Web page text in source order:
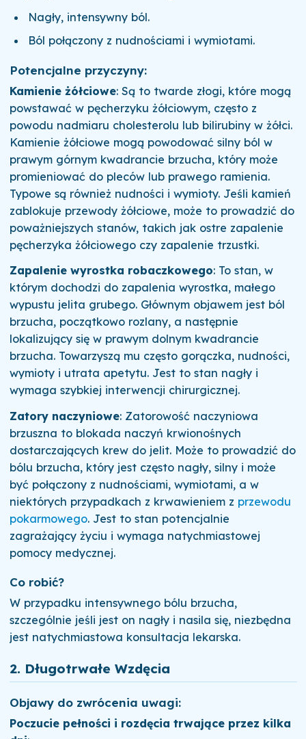
Nagły, intensywny ból.
Ból połączony z nudnościami i wymiotami.
Potencjalne przyczyny:
Kamienie żółciowe: Są to twarde złogi, które mogą
powstawać w pęcherzyku żółciowym, często z
powodu nadmiaru cholesterolu lub bilirubiny w żółci.
Kamienie żółciowe mogą powodować silny ból w
prawym górnym kwadrancie brzucha, który może
promieniować do pleców lub prawego ramienia.
Typowe są również nudności i wymioty. Jeśli kamień
zablokuje przewody żółciowe, może to prowadzić do
poważniejszych stanów, takich jak ostre zapalenie
pęcherzyka żółciowego czy zapalenie trzustki.
Zapalenie wyrostka robaczkowego: To stan, w
którym dochodzi do zapalenia wyrostka, małego
wypustu jelita grubego. Głównym objawem jest ból
brzucha, początkowo rozlany, a następnie
lokalizujący się w prawym dolnym kwadrancie
brzucha. Towarzyszą mu często gorączka, nudności,
wymioty i utrata apetytu. Jest to stan nagły i
wymaga szybkiej interwencji chirurgicznej.
Zatory naczyniowe: Zatorowość naczyniowa
brzuszna to blokada naczyń krwionośnych
dostarczających krew do jelit. Może to prowadzić do
bólu brzucha, który jest często nagły, silny i może
być połączony z nudnościami, wymiotami, a w
niektórych przypadkach z krwawieniem z przewodu
pokarmowego. Jest to stan potencjalnie
zagrażający życiu i wymaga natychmiastowej
pomocy medycznej.
Co robić?
W przypadku intensywnego bólu brzucha,
szczególnie jeśli jest on nagły i nasila się, niezbędna
jest natychmiastowa konsultacja lekarska.
2. Długotrwałe Wzdęcia
Objawy do zwrócenia uwagi:
Poczucie pełności i rozdęcia trwające przez kilka